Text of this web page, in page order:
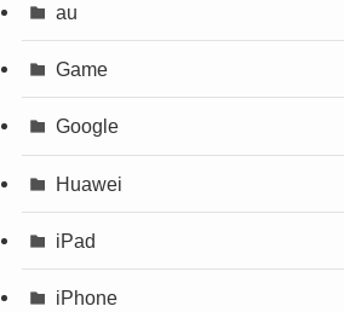
au
Game
Google
Huawei
iPad
iPhone